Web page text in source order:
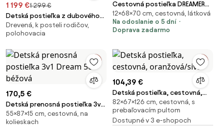
1 199 €1 299 €
Detská postieľka z dubového
dreva Leander Linea
Drevená, k posteli rodičov,
polohovacia
Cestovná postieľka DREAMER
ježko
12×68×70 cm, cestovná, látková
Na odoslanie o 5 dní
Doprava zadarmo
170,5 €
Detská prenosná postieľka 3v1
Dream 50 béžová
55×87×15 cm, cestovná, na
kolieskach
104,39 €
Detská postieľka, cestovná,
oranžová/sivá
82×67×126 cm, cestovná, s
prebaľovacím pultom
Dostupné v 3 e-shopoch